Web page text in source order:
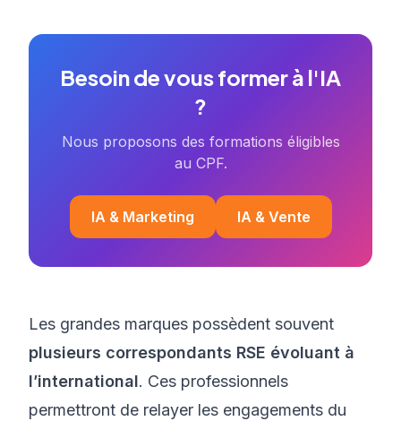
Besoin de vous former à l'IA
?
Nous proposons des formations éligibles
au CPF.
IA & Marketing IA & Vente
Les grandes marques possèdent souvent
plusieurs correspondants RSE évoluant à
l’international. Ces professionnels
permettront de relayer les engagements du